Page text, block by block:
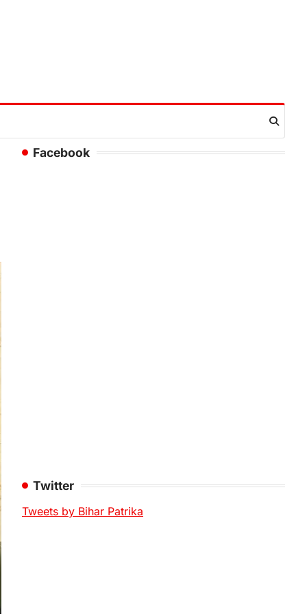
Facebook
Twitter
Tweets by Bihar Patrika